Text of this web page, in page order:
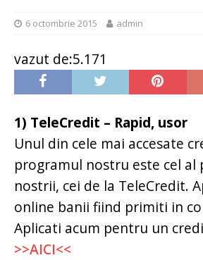
6 octombrie 2015 admin
vazut de:5.171
1) TeleCredit – Rapid, usor
Unul din cele mai accesate
programul nostru este cel
nostrii, cei de la TeleCredit.
online banii fiind primiti in
Aplicati acum pentru un
>>AICI<<